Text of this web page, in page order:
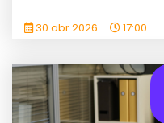
30 abr 2026 17:00